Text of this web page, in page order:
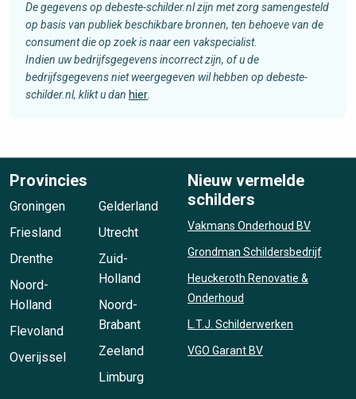
De gegevens op debeste-schilder.nl zijn met zorg samengesteld
op basis van publiek beschikbare bronnen, ten behoeve van de
consument die op zoek is naar een vakspecialist.
Indien uw bedrijfsgegevens incorrect zijn, of u de
bedrijfsgegevens niet weergegeven wil hebben op debeste-
schilder.nl, klikt u dan hier
Provincies
Groningen
Friesland
Drenthe
Noord-
Holland
Flevoland
Overijssel
Gelderland
Utrecht
Zuid-
Holland
Noord-
Brabant
Zeeland
Limburg
Nieuw vermelde
schilders
Vakmans Onderhoud BV
Grondman Schildersbedrijf
Heuckeroth Renovatie &
Onderhoud
L.T.J. Schilderwerken
VGO Garant BV